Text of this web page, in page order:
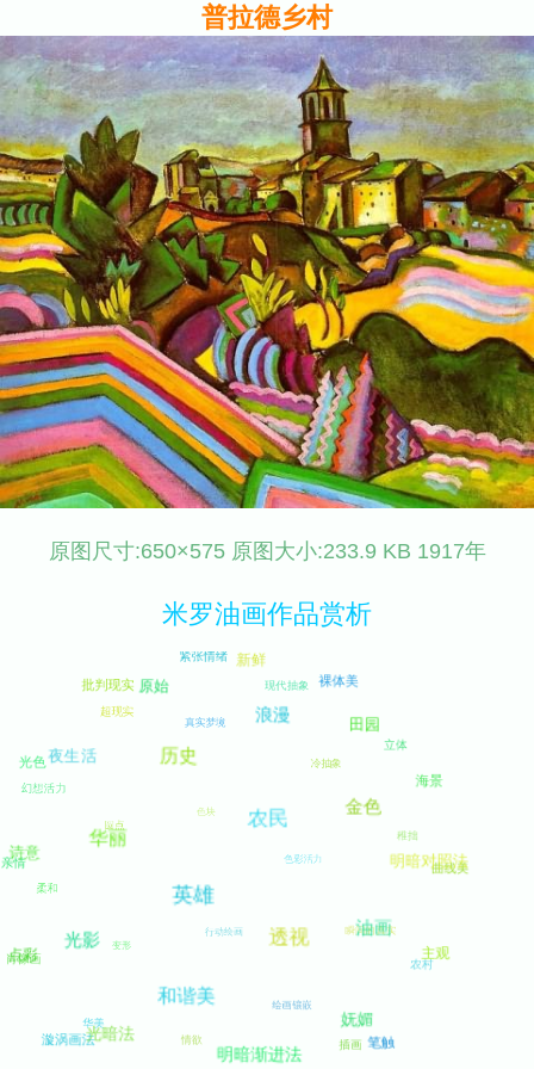
普拉德乡村
原图尺寸:650×575 原图大小:233.9 KB 1917年
米罗油画作品赏析